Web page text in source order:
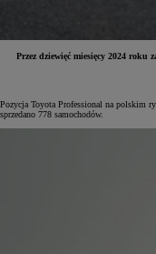
Od81 900 zł
Yaris Cross
Przez dziewięć miesięcy 2024
Pozycja Toyota Professional na polskim
sprzedano 778 samochodów.